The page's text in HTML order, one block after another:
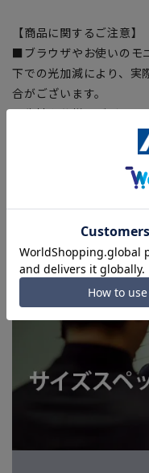
【商品に関するご注意】
■ブラウザやお使いのモ
下での光加減により、実
合がございます。
■生地や仕様・デザイン
干の誤差が生じる場合
を完了できない場合が
急ぎ発送のご注文につ
てはお急ぎ発送サービ